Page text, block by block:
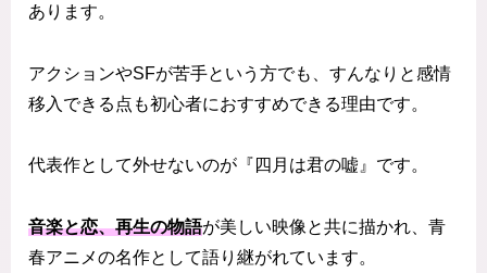
あります。
アクションやSFが苦手という方でも、すんなりと感情
移入できる点も初心者におすすめできる理由です。
代表作として外せないのが『四月は君の嘘』です。
音楽と恋、再生の物語が美しい映像と共に描かれ、青
春アニメの名作として語り継がれています。